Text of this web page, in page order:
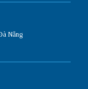
Nẵng